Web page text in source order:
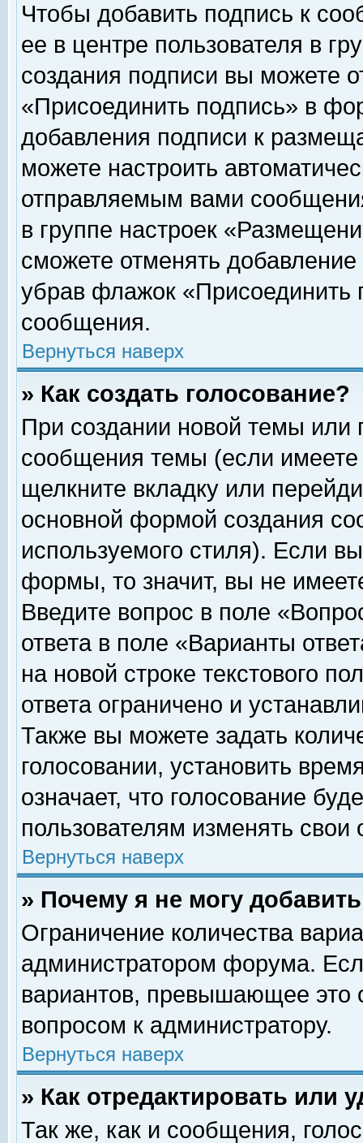
Чтобы добавить подпись к
ее в центре пользователя в
создания подписи вы можете
«Присоединить подпись» в
добавления подписи к
можете настроить
отправляемым вами
в группе настроек
сможете отменять
убрав флажок «Присоединить
сообщения.
Вернуться наверх
» Как создать голосование?
При создании новой темы или
сообщения темы (если
щелкните вкладку или
основной формой создания
используемого стиля). Если
формы, то значит, вы не
Введите вопрос в поле
ответа в поле «Варианты
на новой строке текстового
ответа ограничено и
Также вы можете задать
голосовании, установить
означает, что голосование
пользователям изменять свои
Вернуться наверх
» Почему я не могу
Ограничение количества
администратором форума.
вариантов, превышающее это
вопросом к администратору.
Вернуться наверх
» Как отредактировать или
Так же, как и сообщения,